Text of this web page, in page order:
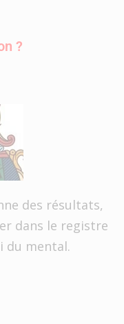
?
des résultats,
dans le registre
du mental.